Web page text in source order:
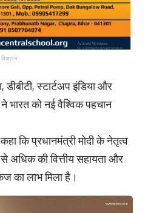
विज्ञापन
स्टार्टअप इंडिया और
भारत को नई वैश्विक पहचान
कि प्रधानमंत्री मोदी के नेतृत्व
अधिक की वित्तीय सहायता और
का लाभ मिला है।